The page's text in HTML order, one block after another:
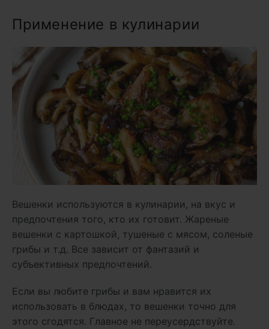
Применение в кулинарии
Вешенки используются в кулинарии, на вкус и
предпочтения того, кто их готовит. Жареные
вешенки с картошкой, тушеные с мясом, соленые
грибы и т.д. Все зависит от фантазий и
субъективных предпочтений.
Если вы любите грибы и вам нравится их
использовать в блюдах, то вешенки точно для
этого сгодятся. Главное не переусердствуйте.